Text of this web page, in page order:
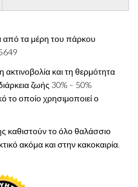
από τα μέρη του πάρκου
και τη θερμότητα
ζωής 30% – 50%
το οποίο χρησιμοποιεί ο
καθιστούν το όλο θαλάσσιο
ακόμα και στην κακοκαιρία.